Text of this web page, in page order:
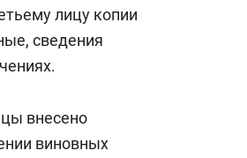
лицу копии
сведения
внесено
виновных